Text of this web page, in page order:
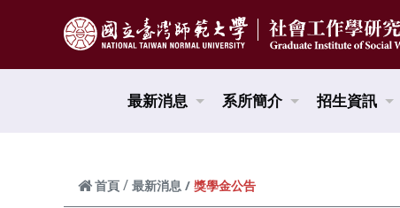
最新消息 系所簡介 招生資訊
首頁 最新消息 獎學金公告